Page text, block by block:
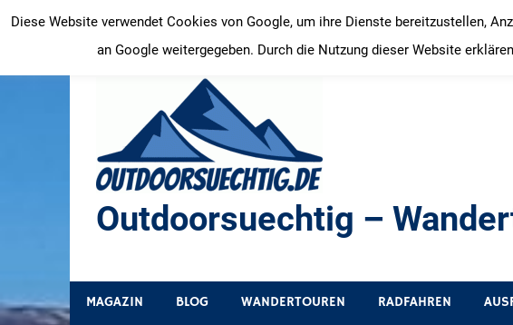
Inhalt
springen
Outdoorsuechtig –
MAGAZIN BLOG WANDERTOUREN RADFAHREN
Diese Website verwendet Cookies von Google, um ihre Dienste bereitzustellen,
an Google weitergegeben. Durch die Nutzung dieser Website